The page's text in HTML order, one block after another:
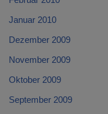
Januar 2010
Dezember 2009
November 2009
Oktober 2009
September 2009